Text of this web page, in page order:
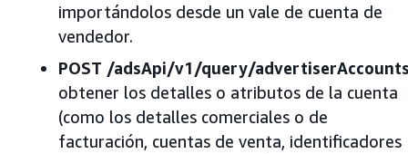
importándolos desde un vale de cuenta de
vendedor.
POST /adsApi/v1/query/
obtener los detalles o atributos de la cuenta
(como los detalles comerciales o de
facturación, cuentas de venta, identificadores